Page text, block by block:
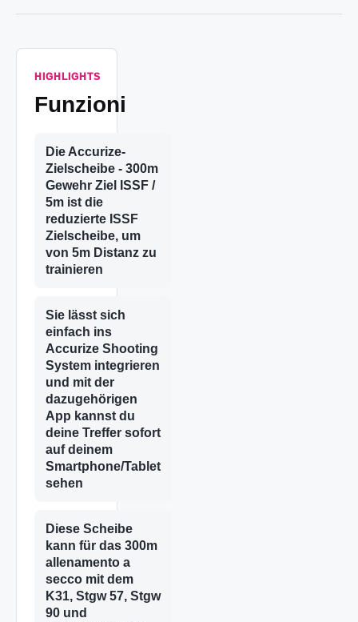
HIGHLIGHTS
Funzioni
Die Accurize-
Zielscheibe - 300m
Gewehr Ziel ISSF /
5m ist die
reduzierte ISSF
Zielscheibe, um
von 5m Distanz zu
trainieren
Sie lässt sich
einfach ins
Accurize Shooting
System integrieren
und mit der
dazugehörigen
App kannst du
deine Treffer sofort
auf deinem
Smartphone/Tablet
sehen
Diese Scheibe
kann für das 300m
allenamento a
secco mit dem
K31, Stgw 57, Stgw
90 und